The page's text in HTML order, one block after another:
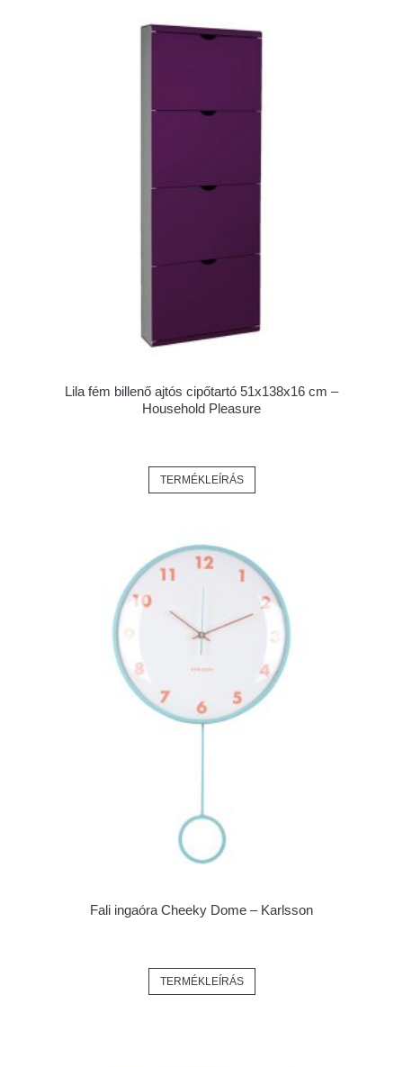
Lila fém billenő ajtós cipőtartó 51x138x16 cm –
Household Pleasure
TERMÉKLEÍRÁS
Fali ingaóra Cheeky Dome – Karlsson
TERMÉKLEÍRÁS